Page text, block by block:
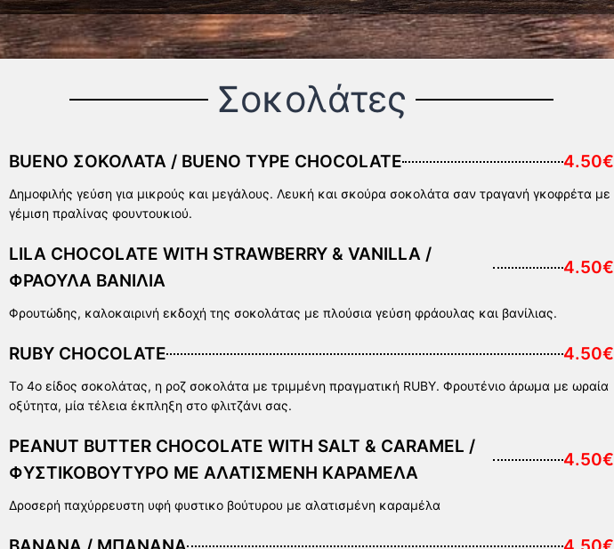
Σοκολάτες
BUENO ΣΟΚΟΛΑΤΑ / BUENO TYPE CHOCOLATE 4.50€
Δημοφιλής γεύση για μικρούς και μεγάλους. Λευκή και σκούρα σοκολάτα σαν τραγανή γκοφρέτα με
γέμιση πραλίνας φουντουκιού.
LILA CHOCOLATE WITH STRAWBERRY & VANILLA /
ΦΡΑΟΥΛΑ ΒΑΝΙΛΙΑ
4.50€
Φρουτώδης, καλοκαιρινή εκδοχή της σοκολάτας με πλούσια γεύση φράουλας και βανίλιας.
RUBY CHOCOLATE 4.50€
Το 4ο είδος σοκολάτας, η ροζ σοκολάτα με τριμμένη πραγματική RUBY. Φρουτένιο άρωμα με ωραία
οξύτητα, μία τέλεια έκπληξη στο φλιτζάνι σας.
PEANUT BUTTER CHOCOLATE WITH SALT & CARAMEL /
ΦΥΣΤΙΚΟΒΟΥΤΥΡΟ ΜΕ ΑΛΑΤΙΣΜΕΝΗ ΚΑΡΑΜΕΛΑ
4.50€
Δροσερή παχύρρευστη υφή φυστικο βούτυρου με αλατισμένη καραμέλα